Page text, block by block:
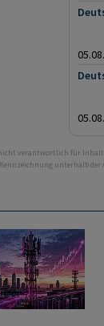
verantwortlich für
unterhalb